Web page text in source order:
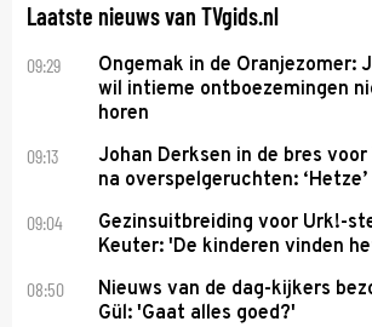
Laatste nieuws van TVgids.nl
09:29
Ongemak in de Oranjezomer:
wil intieme ontboezemingen
horen
09:13
Johan Derksen in de bres
na overspelgeruchten: ‘Hetze’
09:04
Gezinsuitbreiding voor Urk!-
Keuter: 'De kinderen vinden
08:50
Nieuws van de dag-kijkers
Gül: 'Gaat alles goed?'